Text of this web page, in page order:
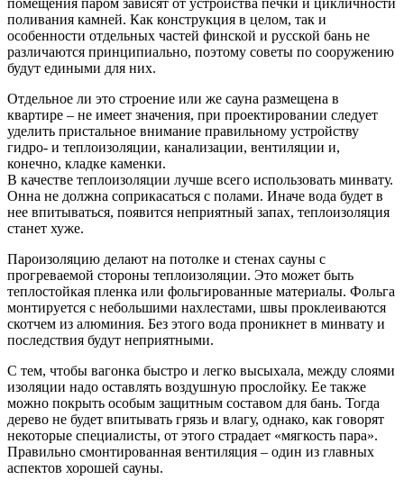
поливания камней. Как конструкция в целом, так и
особенности отдельных частей финской и русской бань не
различаются принципиально, поэтому советы по сооружению
будут едиными для них.
Отдельное ли это строение или же сауна размещена в
квартире – не имеет значения, при проектировании следует
уделить пристальное внимание правильному устройству
гидро- и теплоизоляции, канализации, вентиляции и,
конечно, кладке каменки.
В качестве теплоизоляции лучше всего использовать минвату.
Онна не должна соприкасаться с полами. Иначе вода будет в
нее впитываться, появится неприятный запах, теплоизоляция
станет хуже.
Пароизоляцию делают на потолке и стенах сауны с
прогреваемой стороны теплоизоляции. Это может быть
теплостойкая пленка или фольгированные материалы. Фольга
монтируется с небольшими нахлестами, швы проклеиваются
скотчем из алюминия. Без этого вода проникнет в минвату и
последствия будут неприятными.
С тем, чтобы вагонка быстро и легко высыхала, между слоями
изоляции надо оставлять воздушную прослойку. Ее также
можно покрыть особым защитным составом для бань. Тогда
дерево не будет впитывать грязь и влагу, однако, как говорят
некоторые специалисты, от этого страдает «мягкость пара».
Правильно смонтированная вентиляция – один из главных
аспектов хорошей сауны.